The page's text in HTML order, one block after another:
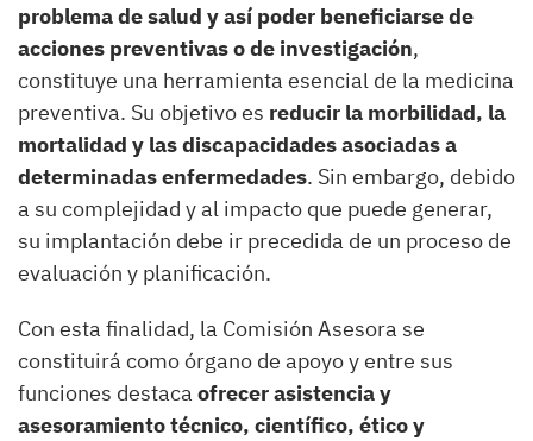
problema de salud y así poder beneficiarse de
acciones preventivas o de investigación,
constituye una herramienta esencial de la medicina
preventiva. Su objetivo es reducir la morbilidad, la
mortalidad y las discapacidades asociadas a
determinadas enfermedades. Sin embargo, debido
a su complejidad y al impacto que puede generar,
su implantación debe ir precedida de un proceso de
evaluación y planificación.
Con esta finalidad, la Comisión Asesora se
constituirá como órgano de apoyo y entre sus
funciones destaca ofrecer asistencia y
asesoramiento técnico, científico, ético y